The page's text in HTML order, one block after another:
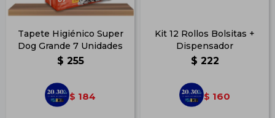
Tapete Higiénico Super
Dog Grande 7 Unidades
$ 255
$ 184
Kit 12 Rollos Bolsitas +
Dispensador
$ 222
$ 160